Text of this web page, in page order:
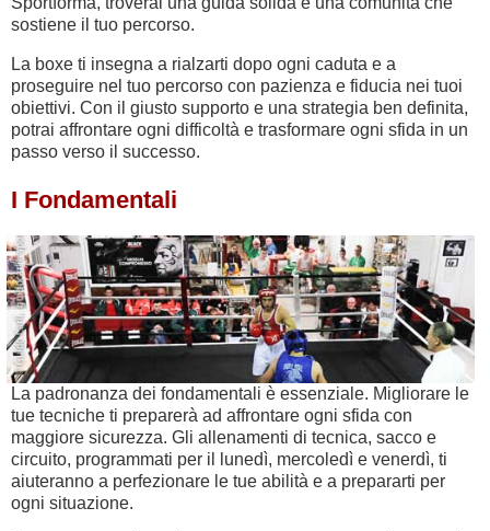
sostiene il tuo percorso.
La boxe ti insegna a rialzarti dopo ogni caduta e a
proseguire nel tuo percorso con pazienza e fiducia nei tuoi
obiettivi. Con il giusto supporto e una strategia ben definita,
potrai affrontare ogni difficoltà e trasformare ogni sfida in un
passo verso il successo.
I Fondamentali
La padronanza dei fondamentali è essenziale. Migliorare le
tue tecniche ti preparerà ad affrontare ogni sfida con
maggiore sicurezza. Gli allenamenti di tecnica, sacco e
circuito, programmati per il lunedì, mercoledì e venerdì, ti
aiuteranno a perfezionare le tue abilità e a prepararti per
ogni situazione.